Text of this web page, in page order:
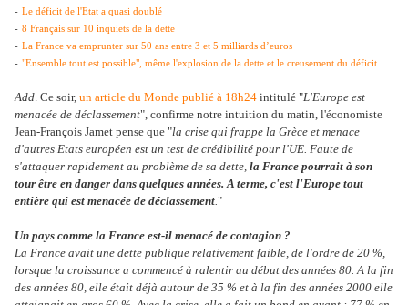
- Le déficit de l'Etat a quasi doublé
- 8 Français sur 10 inquiets de la dette
- La France va emprunter sur 50 ans entre 3 et 5 milliards d’euros
- "Ensemble tout est possible", même l'explosion de la dette et le creusement du déficit
Add. Ce soir, un article du Monde publié à 18h24 intitulé "L'Europe est
menacée de déclassement", confirme notre intuition du matin, l'économiste
Jean-François Jamet pense que "la crise qui frappe la Grèce et menace
d'autres Etats européen est un test de crédibilité pour l'UE. Faute de
s'attaquer rapidement au problème de sa dette, la France pourrait à son
tour être en danger dans quelques années. A terme, c'est l'Europe tout
entière qui est menacée de déclassement."
Un pays comme la France est-il menacé de contagion ?
La France avait une dette publique relativement faible, de l'ordre de 20 %,
lorsque la croissance a commencé à ralentir au début des années 80. A la fin
des années 80, elle était déjà autour de 35 % et à la fin des années 2000 elle